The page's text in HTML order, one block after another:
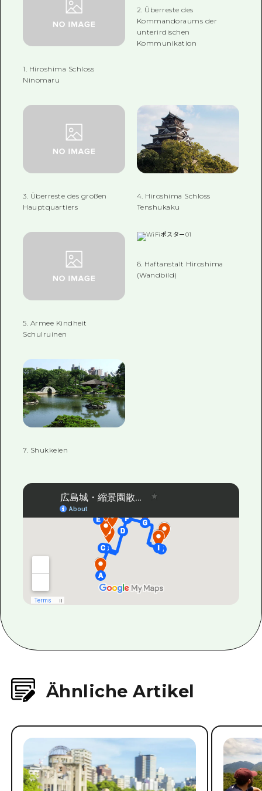
1. Hiroshima Schloss
Ninomaru
2. Überreste des
Kommandoraums der
unterirdischen
Kommunikation
3. Überreste des großen
Hauptquartiers
4. Hiroshima Schloss
Tenshukaku
5. Armee Kindheit
Schulruinen
6. Haftanstalt Hiroshima
(Wandbild)
7. Shukkeien
Ähnliche Artikel